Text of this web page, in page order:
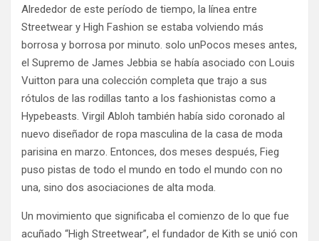
Alrededor de este período de tiempo, la línea entre
Streetwear y High Fashion se estaba volviendo más
borrosa y borrosa por minuto. solo unPocos meses antes,
el Supremo de James Jebbia se había asociado con Louis
Vuitton para una colección completa que trajo a sus
rótulos de las rodillas tanto a los fashionistas como a
Hypebeasts. Virgil Abloh también había sido coronado al
nuevo diseñador de ropa masculina de la casa de moda
parisina en marzo. Entonces, dos meses después, Fieg
puso pistas de todo el mundo en todo el mundo con no
una, sino dos asociaciones de alta moda.
Un movimiento que significaba el comienzo de lo que fue
acuñado “High Streetwear”, el fundador de Kith se unió con